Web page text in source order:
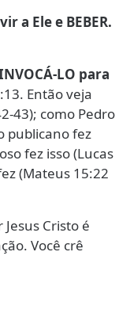
a Ele e BEBER.
LO para
Então veja
43); como Pedro
publicano fez
fez isso (Lucas
(Mateus 15:22
Cristo é
Você crê